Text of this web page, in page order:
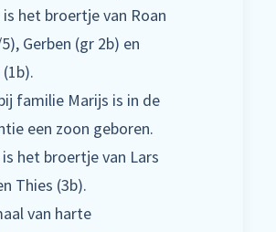
is het broertje van Roan
Gerben (gr 2b) en
familie Marijs is in de
een zoon geboren.
is het broertje van Lars
Thies (3b).
van harte